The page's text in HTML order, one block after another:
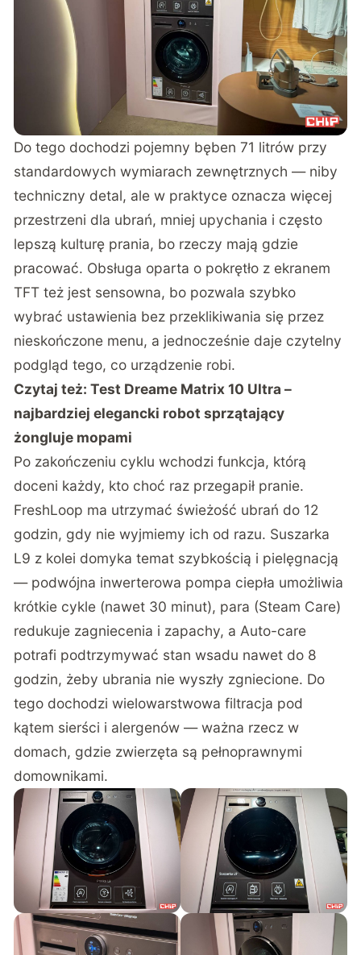
Do tego dochodzi pojemny bęben 71 litrów przy
standardowych wymiarach zewnętrznych — niby
techniczny detal, ale w praktyce oznacza więcej
przestrzeni dla ubrań, mniej upychania i często
lepszą kulturę prania, bo rzeczy mają gdzie
pracować. Obsługa oparta o pokrętło z ekranem
TFT też jest sensowna, bo pozwala szybko
wybrać ustawienia bez przeklikiwania się przez
nieskończone menu, a jednocześnie daje czytelny
podgląd tego, co urządzenie robi.
Czytaj też:Test Dreame Matrix 10 Ultra –
najbardziej elegancki robot sprzątający
żongluje mopami
Po zakończeniu cyklu wchodzi funkcja, którą
doceni każdy, kto choć raz przegapił pranie.
FreshLoop ma utrzymać świeżość ubrań do 12
godzin, gdy nie wyjmiemy ich od razu. Suszarka
L9 z kolei domyka temat szybkością i pielęgnacją
— podwójna inwerterowa pompa ciepła umożliwia
krótkie cykle (nawet 30 minut), para (Steam Care)
redukuje zagniecenia i zapachy, a Auto-care
potrafi podtrzymywać stan wsadu nawet do 8
godzin, żeby ubrania nie wyszły zgniecione. Do
tego dochodzi wielowarstwowa filtracja pod
kątem sierści i alergenów — ważna rzecz w
domach, gdzie zwierzęta są pełnoprawnymi
domownikami.